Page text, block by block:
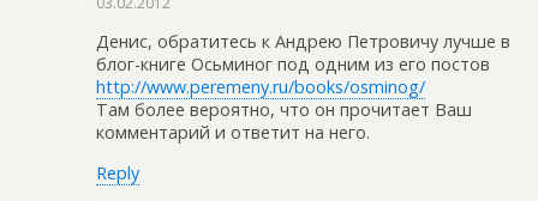
Денис, обратитесь к Андрею Петровичу лучше в
блог-книге Осьминог под одним из его постов
http://www.peremeny.ru/books/osminog/
Там более вероятно, что он прочитает Ваш
комментарий и ответит на него.
Reply